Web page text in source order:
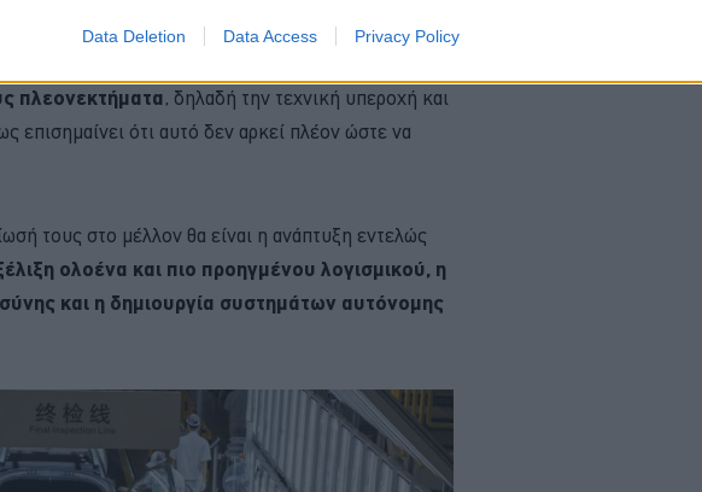
Data Deletion Data Access Privacy Policy
πλεονεκτήματα, δηλαδή την τεχνική υπεροχή και
επισημαίνει ότι αυτό δεν αρκεί πλέον ώστε να
τους στο μέλλον θα είναι η ανάπτυξη εντελώς
ολοένα και πιο προηγμένου λογισμικού, η
και η δημιουργία συστημάτων αυτόνομης